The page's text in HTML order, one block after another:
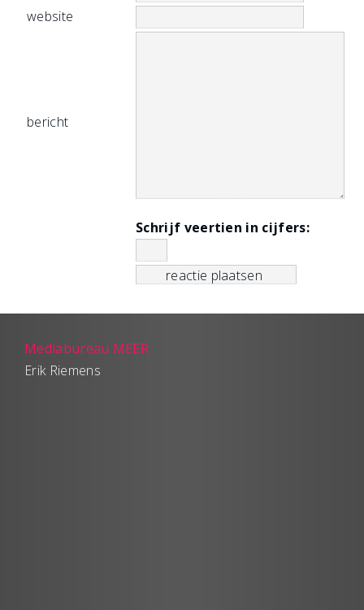
website
bericht
Schrijf veertien in cijfers:
Mediabureau MEER
Erik Riemens